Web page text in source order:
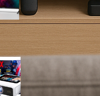
Mini
WiFi 6 e
compatto
cinema in